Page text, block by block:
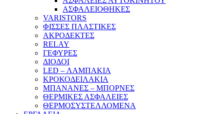
ΑΣΦΑΛΕΙΟΘΗΚΕΣ
VARISTORS
ΦΙΣΣΕΣ ΠΛΑΣΤΙΚΕΣ
ΑΚΡΟΔΕΚΤΕΣ
RELAY
ΓΕΦΥΡΕΣ
ΔΙΟΔΟΙ
LED – ΛΑΜΠΑΚΙΑ
ΚΡΟΚΟΔΕΙΛΑΚΙΑ
ΜΠΑΝΑΝΕΣ – ΜΠΟΡΝΕΣ
ΘΕΡΜΙΚΕΣ ΑΣΦΑΛΕΙΕΣ
ΘΕΡΜΟΣΥΣΤΕΛΛΟΜΕΝΑ